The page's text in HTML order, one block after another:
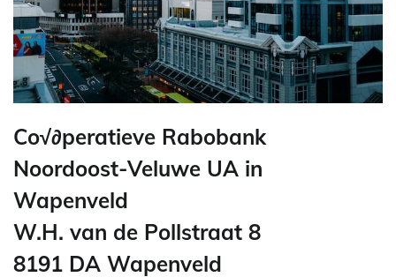
Co√∂peratieve Rabobank
Noordoost-Veluwe UA in
Wapenveld
W.H. van de Pollstraat 8
8191 DA Wapenveld